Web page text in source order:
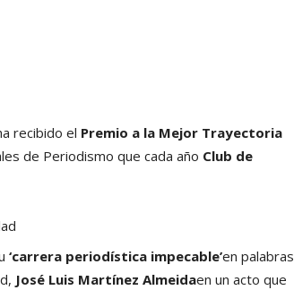
recibido el Premio a la Mejor Trayectoria
de Periodismo que cada año Club de
‘carrera periodística impecable’en palabras
José Luis Martínez Almeidaen un acto que